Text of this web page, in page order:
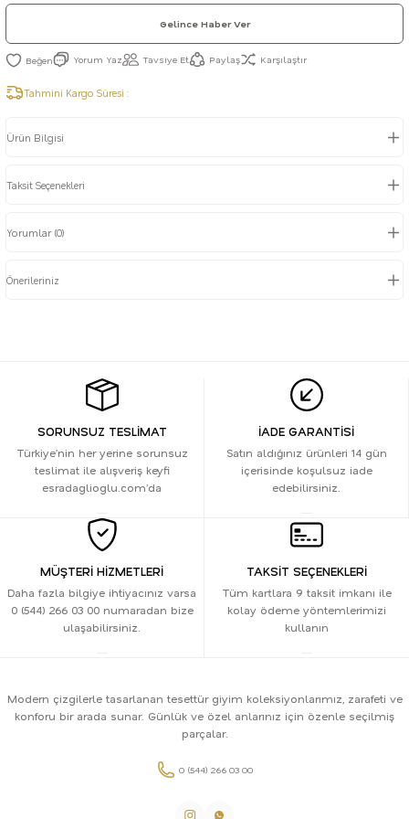
Gelince Haber Ver
Yorum Yaz Tavsiye Et Paylaş Karşılaştır
Tahmini Kargo Süresi :
Ürün Bilgisi
Taksit Seçenekleri
Yorumlar (0)
Önerileriniz
SORUNSUZ TESLİMAT
Türkiye’nin her yerine sorunsuz
teslimat ile alışveriş keyfi
esradaglioglu.com’da
İADE GARANTİSİ
Satın aldığınız ürünleri 14 gün
içerisinde koşulsuz iade
edebilirsiniz.
MÜŞTERİ HİZMETLERİ
Daha fazla bilgiye ihtiyacınız varsa
0 (544) 266 03 00 numaradan bize
ulaşabilirsiniz.
TAKSİT SEÇENEKLERİ
Tüm kartlara 9 taksit imkanı ile
kolay ödeme yöntemlerimizi
kullanın
Modern çizgilerle tasarlanan tesettür giyim koleksiyonlarımız, zarafeti ve
konforu bir arada sunar. Günlük ve özel anlarınız için özenle seçilmiş
parçalar.
0 (544) 266 03 00